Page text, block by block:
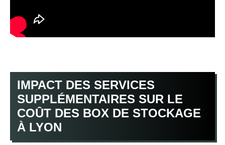
IMPACT DES SERVICES
SUPPLÉMENTAIRES SUR LE
COÛT DES BOX DE STOCKAGE
À LYON